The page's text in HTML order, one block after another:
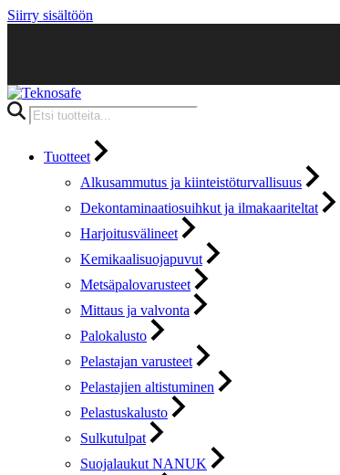
Siirry sisältöön
Products
search
Tuotteet
Alkusammutus ja kiinteistöturvallisuus
Dekontaminaatiosuihkut ja ilmakaariteltat
Harjoitusvälineet
Kemikaalisuojapuvut
Metsäpalovarusteet
Mittaus ja valvonta
Palokalusto
Pelastajan varusteet
Pelastajien altistuminen
Pelastuskalusto
Sulkutulpat
Suojalaukut NANUK